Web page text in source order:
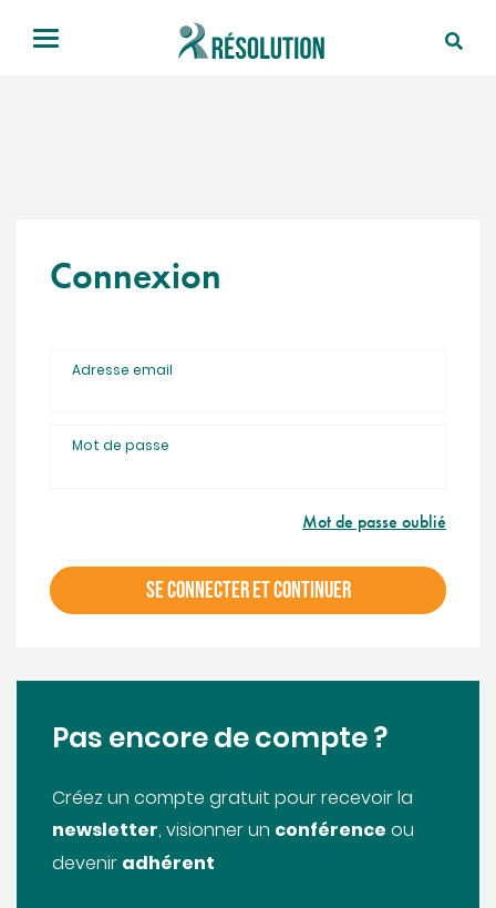
Connexion
Adresse email
Mot de passe
Mot de passe oublié
SE CONNECTER ET CONTINUER
Pas encore de compte ?
Créez un compte gratuit pour recevoir la
newsletter, visionner un conférenceou
deveniradhérent